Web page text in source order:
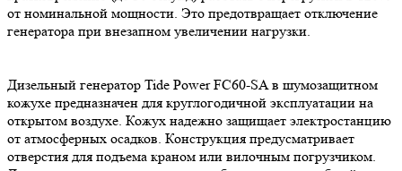
от номинальной мощности. Это предотвращает отключение
генератора при внезапном увеличении нагрузки.
Дизельный генератор Tide Power FC60-SA в шумозащитном
кожухе предназначен для круглогодичной эксплуатации на
открытом воздухе. Кожух надежно защищает электростанцию
от атмосферных осадков. Конструкция предусматривает
отверстия для подъема краном или вилочным погрузчиком.